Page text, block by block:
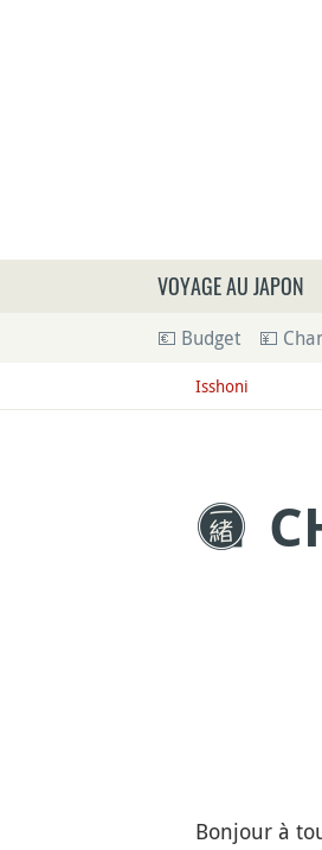
VOYAGE AU JAPON
💶 Budget 💴
Isshoni
Bonjour à